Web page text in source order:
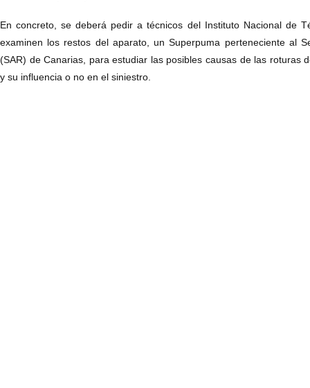
En concreto, se deberá pedir a técnicos del Instituto Nacional de
examinen los restos del aparato, un Superpuma perteneciente al
(SAR) de Canarias, para estudiar las posibles causas de las roturas
y su influencia o no en el siniestro.